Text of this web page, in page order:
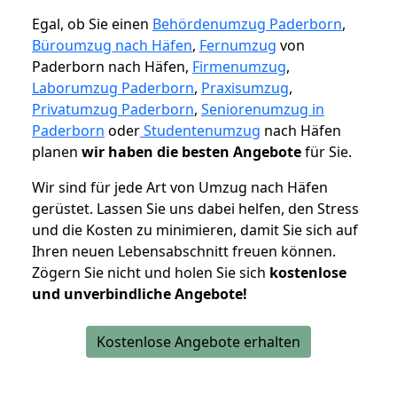
Egal, ob Sie einen Behördenumzug Paderborn,
Büroumzug nach Häfen, Fernumzug von
Paderborn nach Häfen, Firmenumzug,
Laborumzug Paderborn, Praxisumzug,
Privatumzug Paderborn, Seniorenumzug in
Paderborn oderStudentenumzug nach Häfen
planen wir haben die besten Angebotefür Sie.
Wir sind für jede Art von Umzug nach Häfen
gerüstet. Lassen Sie uns dabei helfen, den Stress
und die Kosten zu minimieren, damit Sie sich auf
Ihren neuen Lebensabschnitt freuen können.
Zögern Sie nicht und holen Sie sich kostenlose
und unverbindliche Angebote!
Kostenlose Angebote erhalten